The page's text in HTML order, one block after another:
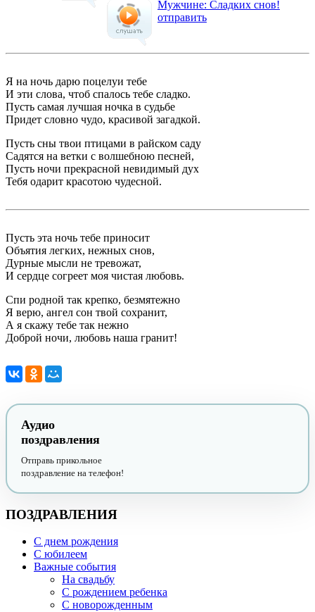
Мужчине: Сладких снов!
отправить
Я на ночь дарю поцелуи тебе
И эти слова, чтоб спалось тебе сладко.
Пусть самая лучшая ночка в судьбе
Придет словно чудо, красивой загадкой.
Пусть сны твои птицами в райском саду
Садятся на ветки с волшебною песней,
Пусть ночи прекрасной невидимый дух
Тебя одарит красотою чудесной.
Пусть эта ночь тебе приносит
Объятия легких, нежных снов,
Дурные мысли не тревожат,
И сердце согреет моя чистая любовь.
Спи родной так крепко, безмятежно
Я верю, ангел сон твой сохранит,
А я скажу тебе так нежно
Доброй ночи, любовь наша гранит!
Аудио
поздравления
Отправь прикольное
поздравление на телефон!
ПОЗДРАВЛЕНИЯ
С днем рождения
С юбилеем
Важные события
На свадьбу
С рождением ребенка
С новорожденным